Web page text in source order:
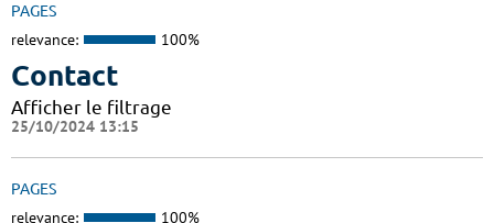
PAGES
relevance: 100%
Contact
Afficher le filtrage
25/10/2024 13:15
PAGES
relevance: 100%